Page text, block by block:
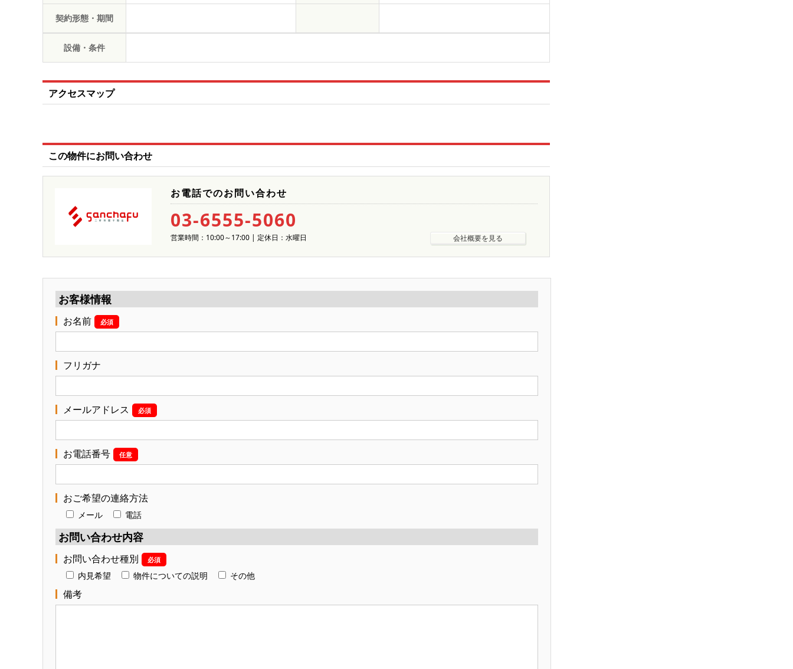
契約形態・期間
設備・条件
アクセスマップ
この物件にお問い合わせ
お電話でのお問い合わせ
03-6555-5060
営業時間：10:00～17:00 | 定休日：水曜日 会社概要を見る
お客様情報
お名前 必須
フリガナ
メールアドレス 必須
お電話番号 任意
おご希望の連絡方法
メール 電話
お問い合わせ内容
お問い合わせ種別 必須
内見希望 物件についての説明 その他
備考